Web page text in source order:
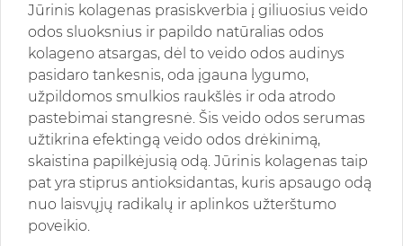
Jūrinis kolagenas prasiskverbia į giliuosius veido
odos sluoksnius ir papildo natūralias odos
kolageno atsargas, dėl to veido odos audinys
pasidaro tankesnis, oda įgauna lygumo,
užpildomos smulkios raukšlės ir oda atrodo
pastebimai stangresnė. Šis veido odos serumas
užtikrina efektingą veido odos drėkinimą,
skaistina papilkėjusią odą. Jūrinis kolagenas taip
pat yra stiprus antioksidantas, kuris apsaugo odą
nuo laisvųjų radikalų ir aplinkos užterštumo
poveikio.